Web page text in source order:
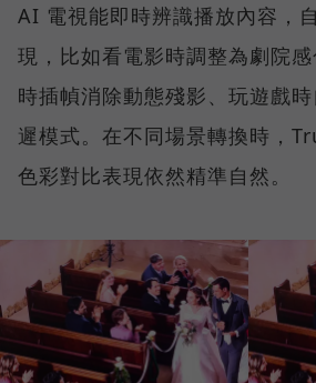
AI 電視能即時辨識播放內容，
現，比如看電影時調整為劇院
時插幀消除動態殘影、玩遊戲
遲模式。在不同場景轉換時，
色彩對比表現依然精準自然。